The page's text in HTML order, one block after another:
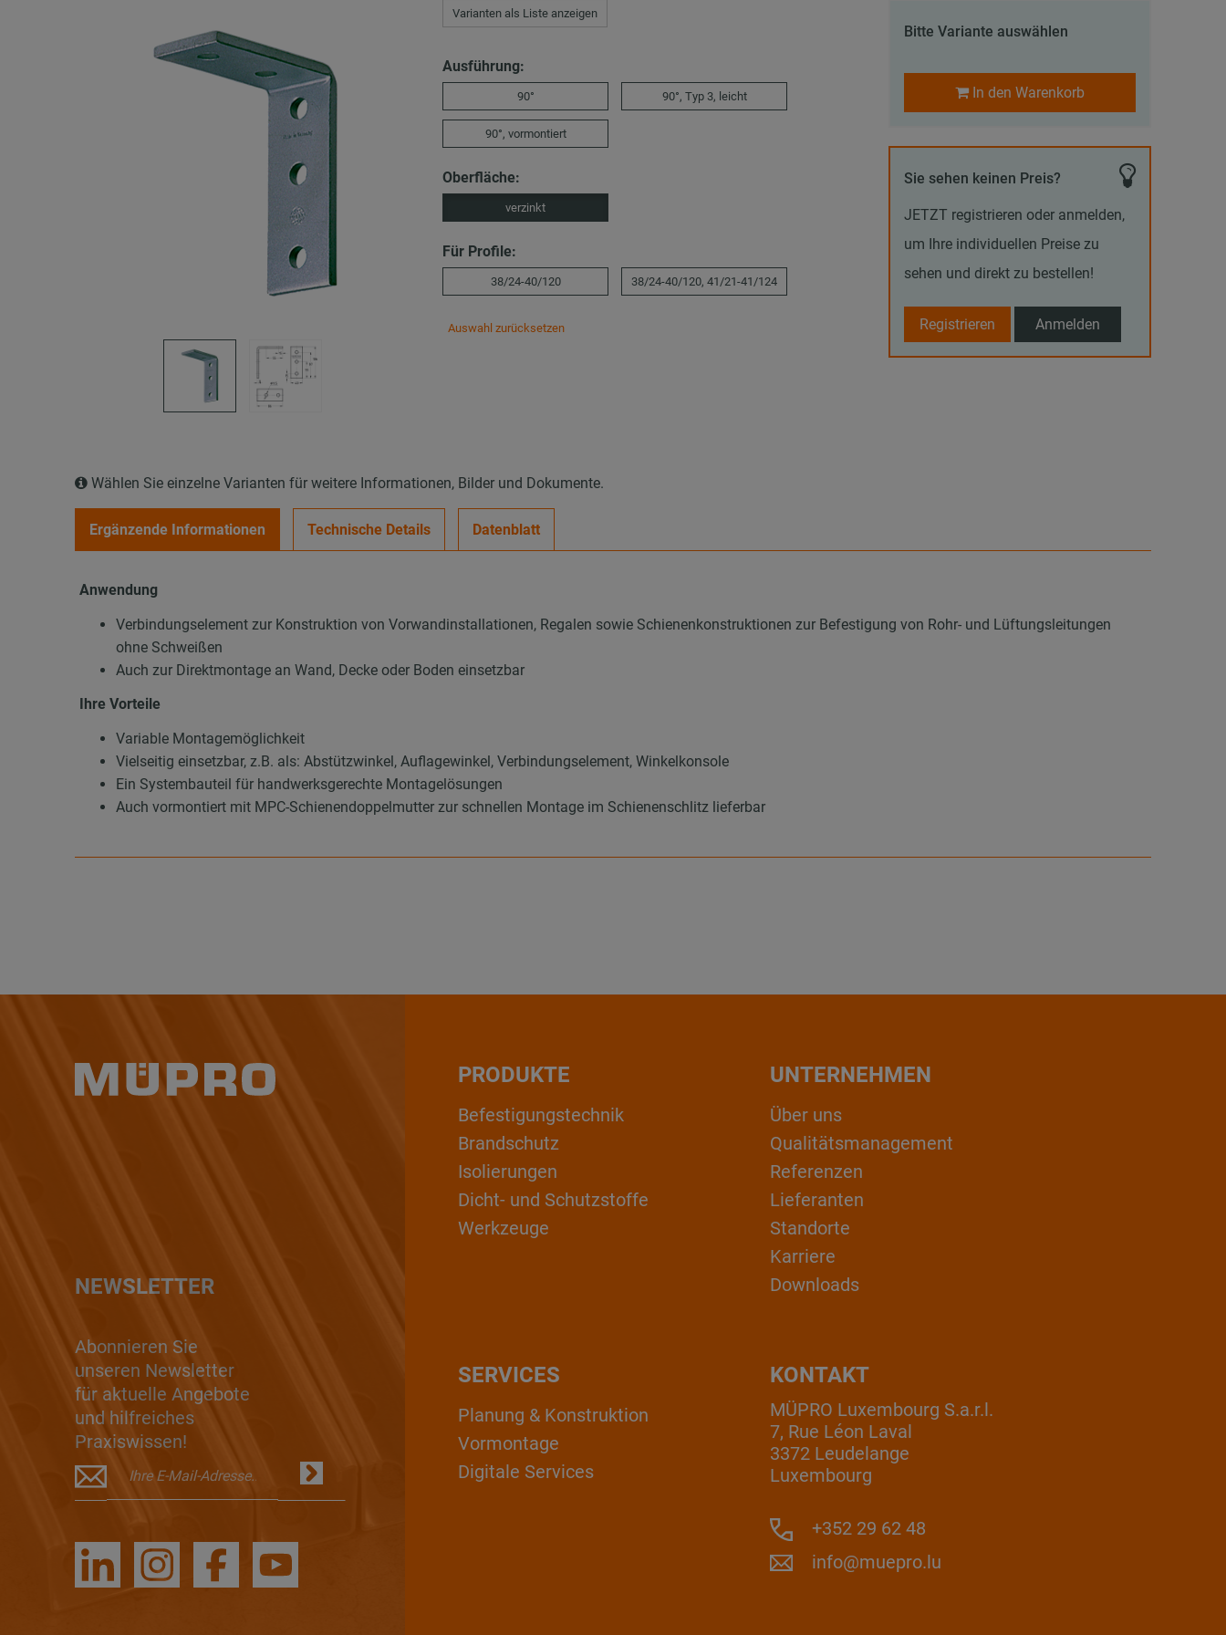
Varianten als Liste anzeigen
Ausführung:
90° 90°, Typ 3, leicht
90°, vormontiert
Oberfläche:
verzinkt
Für Profile:
38/24-40/120 38/24-40/120, 41/21-41/124
Auswahl zurücksetzen
Bitte Variante auswählen
In den Warenkorb
Sie sehen keinen Preis?
JETZT registrieren oder anmelden,
um Ihre individuellen Preise zu
sehen und direkt zu bestellen!
Registrieren Anmelden
Wählen Sie einzelne Varianten für weitere Informationen, Bilder und Dokumente.
Ergänzende Informationen Technische Details Datenblatt
Anwendung
Verbindungselement zur Konstruktion von Vorwandinstallationen, Regalen sowie Schienenkonstruktionen zur Befestigung von Rohr- und Lüftungsleitungen
ohne Schweißen
Auch zur Direktmontage an Wand, Decke oder Boden einsetzbar
Ihre Vorteile
Variable Montagemöglichkeit
Vielseitig einsetzbar, z.B. als: Abstützwinkel, Auflagewinkel, Verbindungselement, Winkelkonsole
Ein Systembauteil für handwerksgerechte Montagelösungen
Auch vormontiert mit MPC-Schienendoppelmutter zur schnellen Montage im Schienenschlitz lieferbar
NEWSLETTER
Abonnieren Sie
unseren Newsletter
für aktuelle Angebote
und hilfreiches
Praxiswissen!
PRODUKTE
Befestigungstechnik
Brandschutz
Isolierungen
Dicht- und Schutzstoffe
Werkzeuge
UNTERNEHMEN
Über uns
Qualitätsmanagement
Referenzen
Lieferanten
Standorte
Karriere
Downloads
KONTAKT
MÜPRO Luxembourg S.a.r.l.
7, Rue Léon Laval
3372 Leudelange
Luxembourg
+352 29 62 48
info@muepro.lu
SERVICES
Planung & Konstruktion
Vormontage
Digitale Services